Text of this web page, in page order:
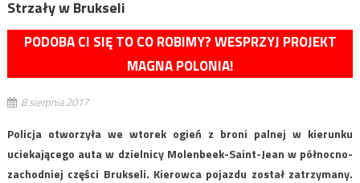
Strzały w Brukseli
PODOBA CI SIĘ TO CO ROBIMY? WESPRZYJ PROJEKT
MAGNA POLONIA!
8 sierpnia 2017
Policja otworzyła we wtorek ogień z broni palnej w kierunku
uciekającego auta w dzielnicy Molenbeek-Saint-Jean w północno-
zachodniej części Brukseli. Kierowca pojazdu został zatrzymany.